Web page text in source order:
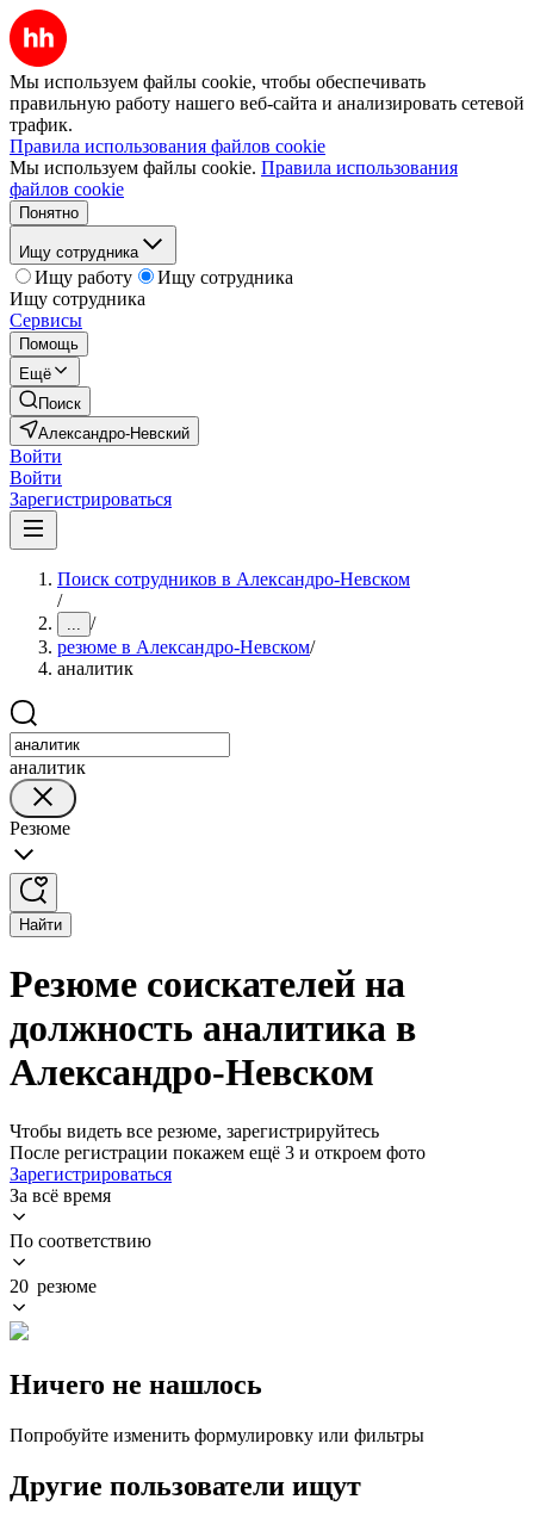
Мы используем файлы cookie, чтобы обеспечивать
правильную работу нашего веб-сайта и анализировать сетевой
трафик.
Правила использования файлов cookie
Мы используем файлы cookie. Правила использования
файлов cookie
Понятно
Ищу сотрудника
Ищу работу
Ищу сотрудника
Ищу сотрудника
Сервисы
Помощь
Ещё
Поиск
Александро-Невский
Войти
Войти
Зарегистрироваться
Поиск сотрудников в Александро-Невском
/
... /
резюме в Александро-Невском/
аналитик
аналитик
Резюме
Найти
Резюме соискателей на
должность аналитика в
Александро-Невском
Чтобы видеть все резюме, зарегистрируйтесь
После регистрации покажем ещё 3 и откроем фото
Зарегистрироваться
За всё время
По соответствию
20 резюме
Ничего не нашлось
Попробуйте изменить формулировку или фильтры
Другие пользователи ищут